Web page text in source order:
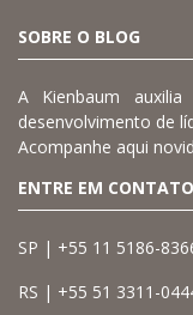
SOBRE O BLOG
A Kienbaum
desenvolvimento de
Acompanhe aqui
ENTRE EM CONTATO
SP | +55 11 5186-
RS | +55 51 3311-